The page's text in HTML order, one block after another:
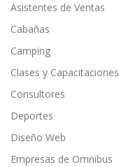
Asistentes de Ventas
Cabañas
Camping
Clases y Capacitaciones
Consultores
Deportes
Diseño Web
Empresas de Omnibus